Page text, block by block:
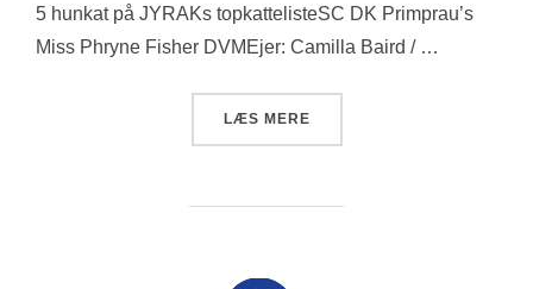
5 hunkat på JYRAKs topkattelisteSC DK Primprau’s
Miss Phryne Fisher DVMEjer: Camilla Baird / …
LÆS MERE“JYRAKS TOPKATTE 2024”